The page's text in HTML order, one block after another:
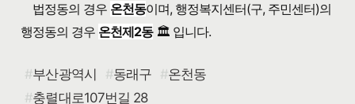
법정동의 경우 온천동이며, 행정복지센터(구, 주민센터)의
행정동의 경우 온천제2동🏛️ 입니다.
부산광역시 동래구
온천동
충렬대로107번길 28